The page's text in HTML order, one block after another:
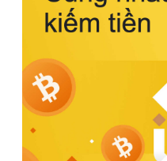
Bên cạnh đó, việc
sản phẩm đạt chuẩn
tế còn giúp ngăn
khuẩn và nấm mốc
thời tiết nóng ẩm.
thêm các nghiên
động của giấc ngủ
phòng ngủ đối với
người tại Sleep
Link) để có cái nhìn